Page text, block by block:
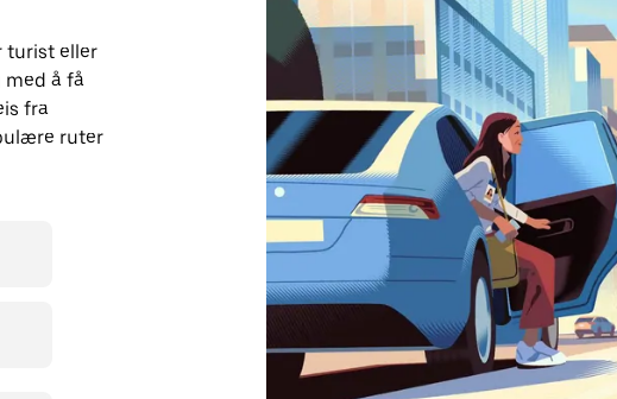
turist eller
med å få
fra
ruter